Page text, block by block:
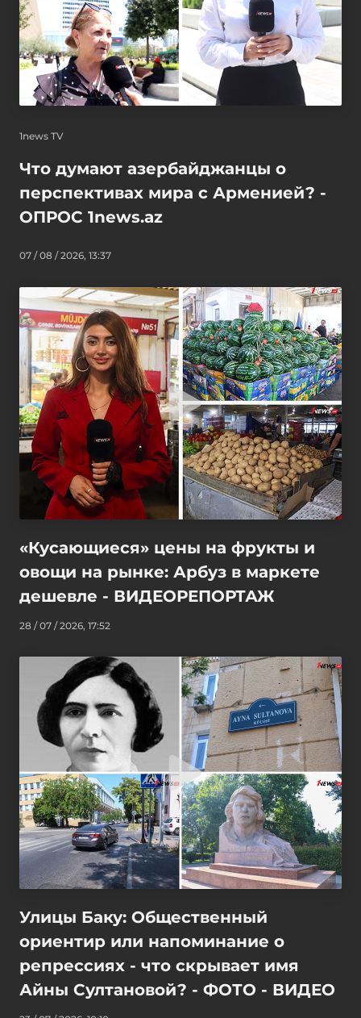
1news TV
Что думают азербайджанцы о
перспективах мира с Арменией? -
ОПРОС 1news.az
07 / 08 / 2026, 13:37
«Кусающиеся» цены на фрукты и
овощи на рынке: Арбуз в маркете
дешевле - ВИДЕОРЕПОРТАЖ
28 / 07 / 2026, 17:52
Улицы Баку: Общественный
ориентир или напоминание о
репрессиях - что скрывает имя
Айны Султановой? - ФОТО - ВИДЕО